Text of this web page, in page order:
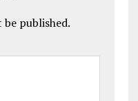
published.